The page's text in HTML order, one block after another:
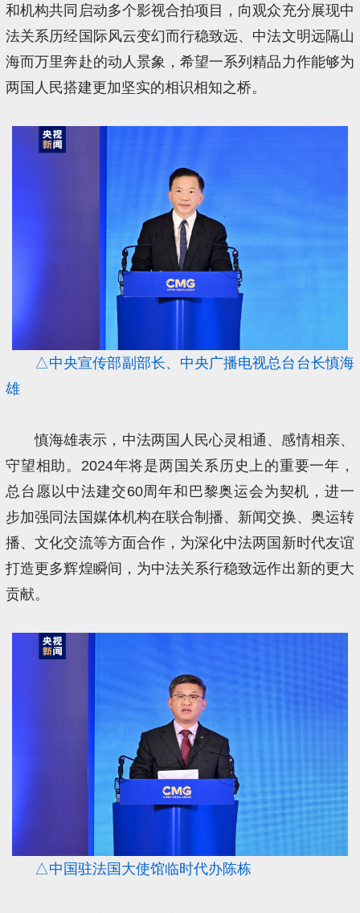
和机构共同启动多个影视合拍项目，向观众充分展现中
法关系历经国际风云变幻而行稳致远、中法文明远隔山
海而万里奔赴的动人景象，希望一系列精品力作能够为
两国人民搭建更加坚实的相识相知之桥。
△中央宣传部副部长、中央广播电视总台台长慎海
雄
慎海雄表示，中法两国人民心灵相通、感情相亲、
守望相助。2024年将是两国关系历史上的重要一年，
总台愿以中法建交60周年和巴黎奥运会为契机，进一
步加强同法国媒体机构在联合制播、新闻交换、奥运转
播、文化交流等方面合作，为深化中法两国新时代友谊
打造更多辉煌瞬间，为中法关系行稳致远作出新的更大
贡献。
△中国驻法国大使馆临时代办陈栋